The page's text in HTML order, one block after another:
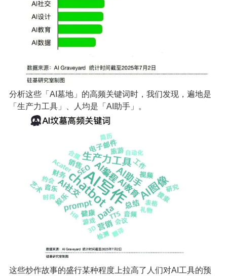
分析这些「AI墓地」的高频关键词时，我们发现，遍地是
「生产力工具」、人均是「AI助手」。
这些炒作故事的盛行某种程度上拉高了人们对AI工具的预